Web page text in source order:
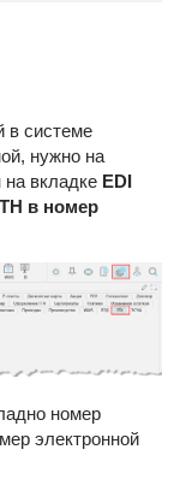
в системе
нужно на
на вкладке EDI
в номер
номер
электронной